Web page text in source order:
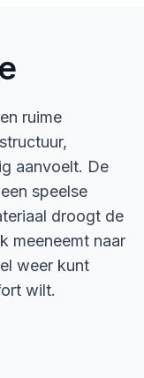
ruime
aanvoelt. De
speelse
droogt de
meeneemt naar
weer kunt
wilt.